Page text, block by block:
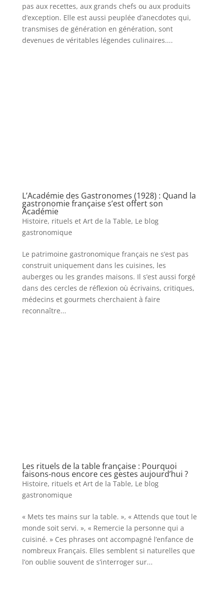
pas aux recettes, aux grands chefs ou aux produits
d’exception. Elle est aussi peuplée d’anecdotes qui,
transmises de génération en génération, sont
devenues de véritables légendes culinaires....
L’Académie des Gastronomes (1928) : Quand la
gastronomie française s’est offert son
Académie
Histoire, rituels et Art de la Table, Le blog
gastronomique
Le patrimoine gastronomique français ne s’est pas
construit uniquement dans les cuisines, les
auberges ou les grandes maisons. Il s’est aussi forgé
dans des cercles de réflexion où écrivains, critiques,
médecins et gourmets cherchaient à faire
reconnaître...
Les rituels de la table française : Pourquoi
faisons-nous encore ces gestes aujourd’hui ?
Histoire, rituels et Art de la Table, Le blog
gastronomique
« Mets tes mains sur la table. », « Attends que tout le
monde soit servi. », « Remercie la personne qui a
cuisiné. » Ces phrases ont accompagné l’enfance de
nombreux Français. Elles semblent si naturelles que
l’on oublie souvent de s’interroger sur...